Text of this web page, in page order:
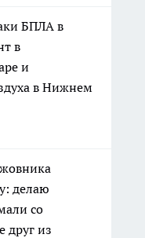
БПЛА в
в
и
в Нижнем
делаю
со
друг из